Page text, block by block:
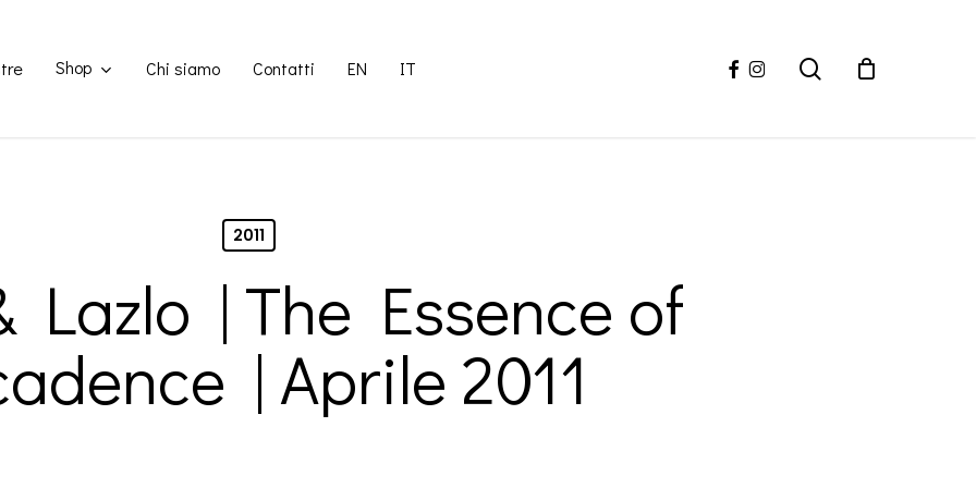
Shop Chi siamo Contatti EN IT search
facebook
instagram
2011
Lazlo | The Essence of
| Aprile 2011